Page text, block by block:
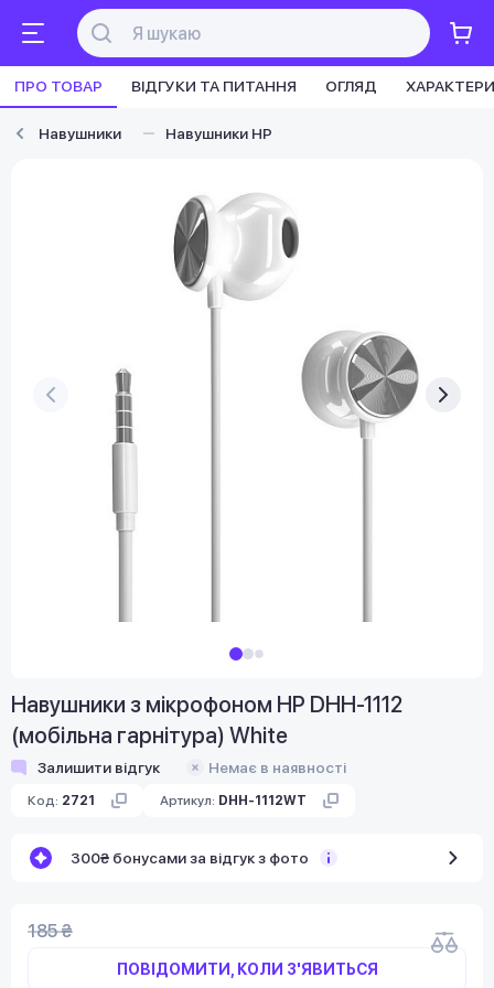
ПРО ТОВАР ВІДГУКИ ТА ПИТАННЯ ОГЛЯД
Навушники Навушники HP
Навушники з мікрофоном HP DHH-1112
(мобільна гарнітура) White
Залишити відгук Немає в наявності
Код: 2721 Артикул: DHH-1112WT
300₴ бонусами за відгук з фото
185 ₴
ПОВІДОМИТИ, КОЛИ З'ЯВИТЬСЯ